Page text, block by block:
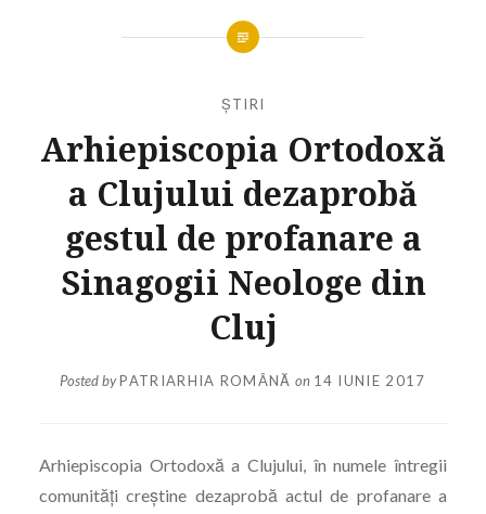
ȘTIRI
Arhiepiscopia Ortodoxă
a Clujului dezaprobă
gestul de profanare a
Sinagogii Neologe din
Cluj
Posted byPATRIARHIA ROMÂNĂ on 14 IUNIE 2017
Arhiepiscopia Ortodoxă a Clujului, în numele întregii
comunităţi creștine dezaprobă actul de profanare a